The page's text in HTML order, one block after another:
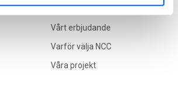
Vårt erbjudande
Vårt erbjudande
Varför välja NCC
Våra projekt